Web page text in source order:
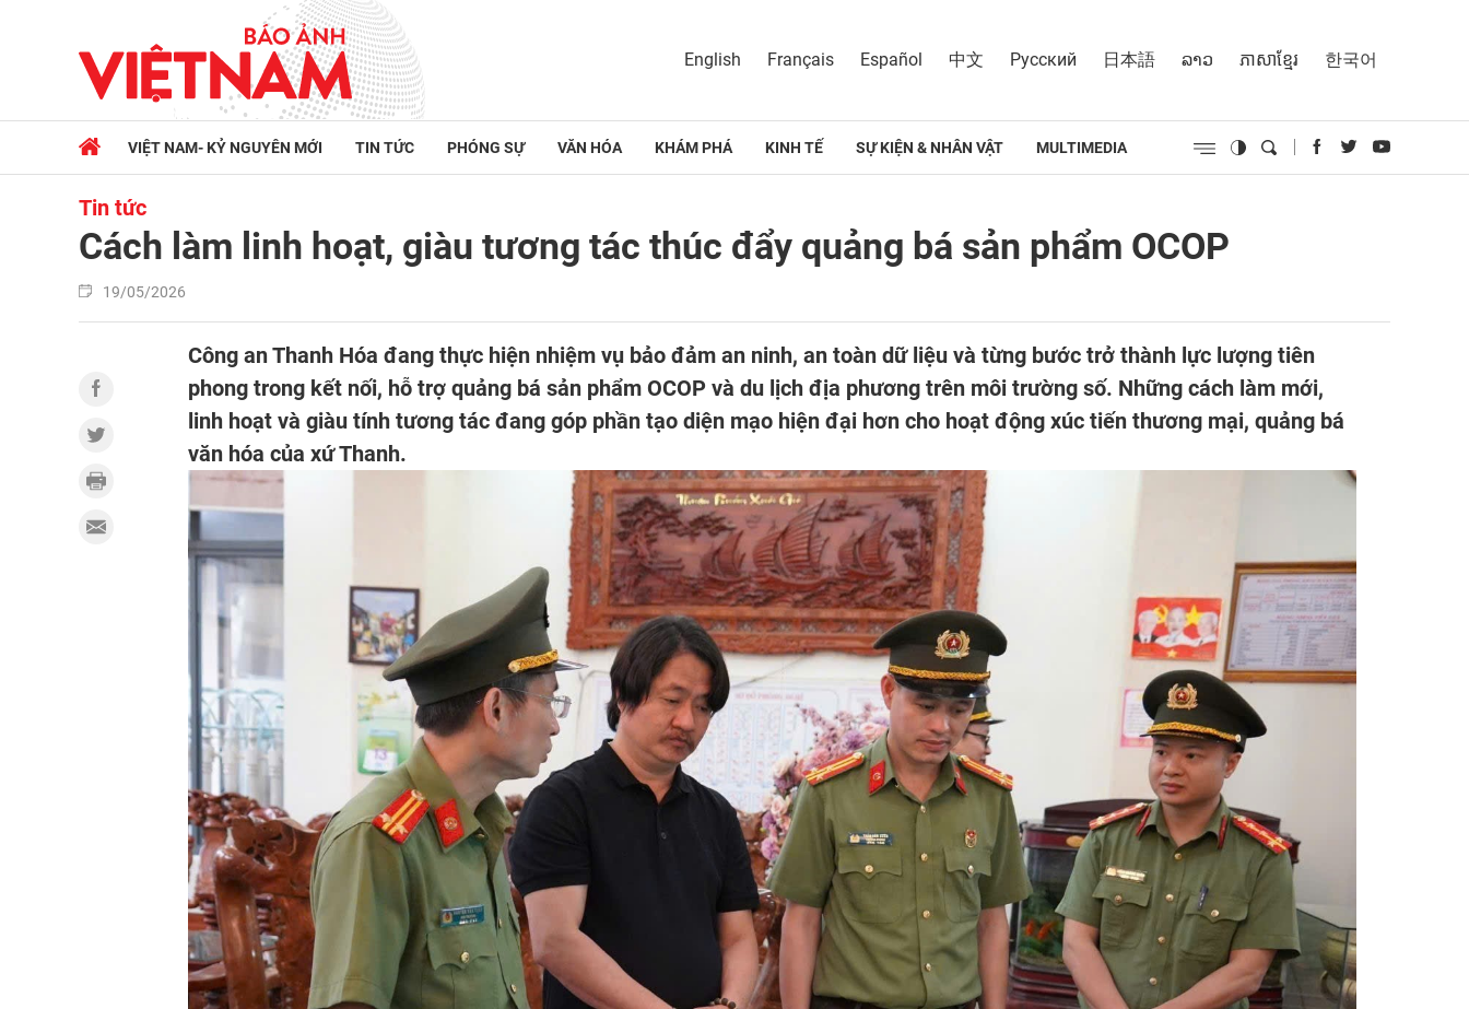
English Français Español 中文 Русский 日本語 ລາວ ភាសាខ្មែរ 한국어
VIỆT NAM- KỶ NGUYÊN MỚI TIN TỨC PHÓNG SỰ VĂN HÓA KHÁM PHÁ KINH TẾ SỰ KIỆN & NHÂN VẬT MULTIMEDIA
Tin tức
Cách làm linh hoạt, giàu tương tác thúc đẩy quảng bá sản phẩm OCOP
19/05/2026
Công an Thanh Hóa đang thực hiện nhiệm vụ bảo đảm an ninh, an toàn dữ liệu và từng bước trở thành lực lượng tiên
phong trong kết nối, hỗ trợ quảng bá sản phẩm OCOP và du lịch địa phương trên môi trường số. Những cách làm mới,
linh hoạt và giàu tính tương tác đang góp phần tạo diện mạo hiện đại hơn cho hoạt động xúc tiến thương mại, quảng bá
văn hóa của xứ Thanh.